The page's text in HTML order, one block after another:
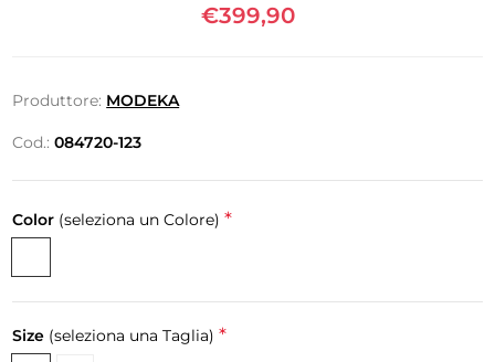
€399,90
Produttore: MODEKA
Cod.: 084720-123
Color (seleziona un Colore) *
Size (seleziona una Taglia) *